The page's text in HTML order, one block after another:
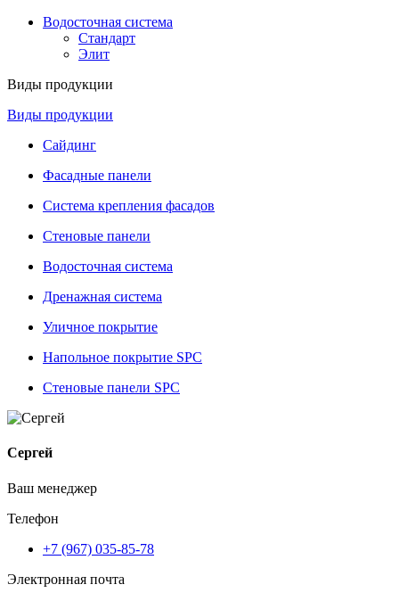
Водосточная система
Стандарт
Элит
Виды продукции
Виды продукции
Сайдинг
Фасадные панели
Система крепления фасадов
Стеновые панели
Водосточная система
Дренажная система
Уличное покрытие
Напольное покрытие SPC
Стеновые панели SPC
Сергей
Ваш менеджер
Телефон
+7 (967) 035-85-78
Электронная почта